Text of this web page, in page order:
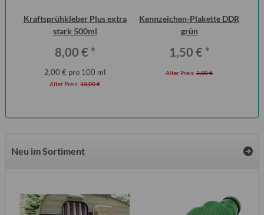
Kraftsprühkleber Plus extra
stark 500ml
8,00 € *
2,00 € pro 100 ml
Alter Preis: 10,00 €
Kennzeichen-Plakette DDR
grün
1,50 € *
Alter Preis: 3,00 €
Neu im Sortiment